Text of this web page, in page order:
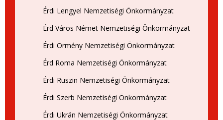
Érdi Lengyel Nemzetiségi Önkormányzat
Érd Város Német Nemzetiségi Önkormányzat
Érdi Örmény Nemzetiségi Önkormányzat
Érd Roma Nemzetiségi Önkormányzat
Érdi Ruszin Nemzetiségi Önkormányzat
Érdi Szerb Nemzetiségi Önkormányzat
Érdi Ukrán Nemzetiségi Önkormányzat